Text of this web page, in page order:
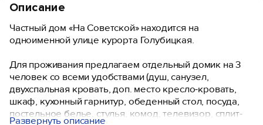
Описание
Частный дом «На Советской» находится на
одноименной улице курорта Голубицкая.
Для проживания предлагаем отдельный домик на 3
человек со всеми удобствами (душ, санузел,
двухспальная кровать, доп. место кресло-кровать,
шкаф, кухонный гарнитур, обеденный стол, посуда,
постельное белье, стулья, комод, телевизор, сплит-
Развернуть описание